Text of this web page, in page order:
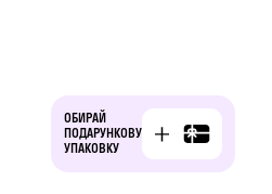
ОБИРАЙ
ПОДАРУНКОВУ
УПАКОВКУ